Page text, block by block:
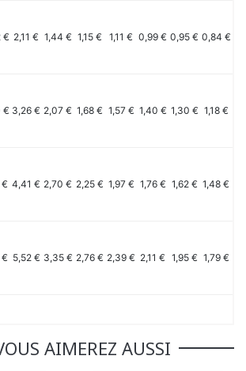
€ 2,11 € 1,44 € 1,15 € 1,11 € 0,99 € 0,95 € 0,84 €
€ 3,26 € 2,07 € 1,68 € 1,57 € 1,40 € 1,30 € 1,18 €
€ 4,41 € 2,70 € 2,25 € 1,97 € 1,76 € 1,62 € 1,48 €
€ 5,52 € 3,35 € 2,76 € 2,39 € 2,11 € 1,95 € 1,79 €
AIMEREZ AUSSI